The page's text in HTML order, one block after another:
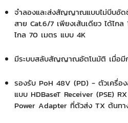
จำลองและส่งสัญญาณแบบไม่บีบอัด
สาย Cat.6/7 เพียงเส้นเดียว ได้ไก
ไกล 70 เมตร แบบ 4K
มีระบบสลับสัญญาณอัตโนมัติ เมื่อ
รองรับ PoH 48V (PD) - ตัวเครื่อ
แบบ HDBaseT Receiver (PSE)
Power Adapter ที่ตัวส่ง TX ต้นทา